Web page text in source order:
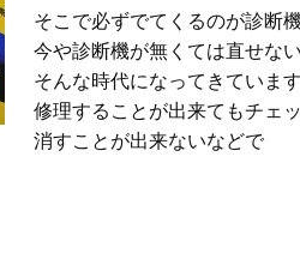
そこで必ずでてくるのが診断機
今や診断機が無くては直せな
そんな時代になってきています
修理することが出来てもチェ
消すことが出来ないなどで